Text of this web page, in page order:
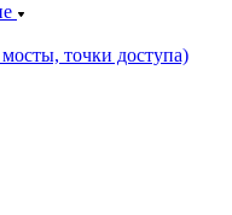
точки доступа)